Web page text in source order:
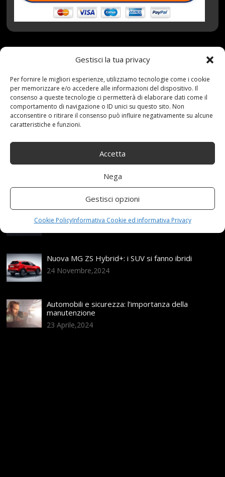
Gestisci la tua privacy
Per fornire le migliori esperienze, utilizziamo tecnologie come i cookie
per memorizzare e/o accedere alle informazioni del dispositivo. Il
consenso a queste tecnologie ci permetterà di elaborare dati come il
comportamento di navigazione o ID unici su questo sito. Non
acconsentire o ritirare il consenso può influire negativamente su alcune
caratteristiche e funzioni.
Accetta
Nega
Gestisci opzioni
Cookie PolicyInformativa Cookie ed informativa Privacy
12 Settembre 2021 redazione
Esterno, Giardino,Interni,Mano,PNEUMATICI, Rete,
Soggiorno,Terrazza,Tessuti,Traspirante,Veranda
XYSQWZ
Categories: Shop
Articoli recenti
Range Rover: un’icona tra i luxury SUV
25 Novembre,2024
Nuova MG ZS Hybrid+: i SUV si fanno ibridi
24 Novembre,2024
Automobili e sicurezza: l’importanza della
manutenzione
23 Aprile,2024